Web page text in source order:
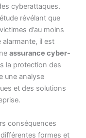
cyberattaques.
révélant que
d’au moins
alarmante, il est
assurance cyber-
la protection des
une analyse
et des solutions
conséquences
formes et